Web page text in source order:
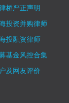
桥严正声明
投资并购律师
投融资律师
基金风控合集
及网友评价